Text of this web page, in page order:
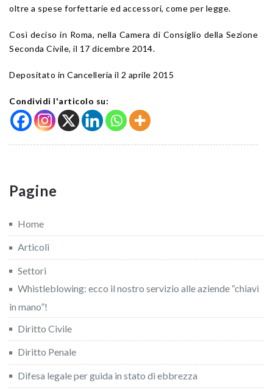
oltre a spese forfettarie ed accessori, come per legge.
Così deciso in Roma, nella Camera di Consiglio della Sezione
Seconda Civile, il 17 dicembre 2014.
Depositato in Cancelleria il 2 aprile 2015
Condividi l'articolo su:
Pagine
Home
Articoli
Settori
Whistleblowing: ecco il nostro servizio alle aziende “chiavi
in mano”!
Diritto Civile
Diritto Penale
Difesa legale per guida in stato di ebbrezza